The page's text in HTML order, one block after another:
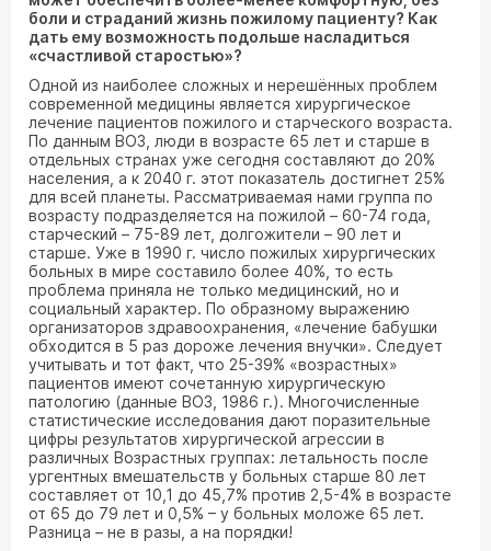
боли и страданий жизнь пожилому пациенту? Как
дать ему возможность подольше насладиться
«счастливой старостью»?
Одной из наиболее сложных и нерешённых проблем
современной медицины является хирургическое
лечение пациентов пожилого и старческого возраста.
По данным ВОЗ, люди в возрасте 65 лет и старше в
отдельных странах уже сегодня составляют до 20%
населения, а к 2040 г. этот показатель достигнет 25%
для всей планеты. Рассматриваемая нами группа по
возрасту подразделяется на пожилой – 60-74 года,
старческий – 75-89 лет, долгожители – 90 лет и
старше. Уже в 1990 г. число пожилых хирургических
больных в мире составило более 40%, то есть
проблема приняла не только медицинский, но и
социальный характер. По образному выражению
организаторов здравоохранения, «лечение бабушки
обходится в 5 раз дороже лечения внучки». Следует
учитывать и тот факт, что 25-39% «возрастных»
пациентов имеют сочетанную хирургическую
патологию (данные ВОЗ, 1986 г.). Многочисленные
статистические исследования дают поразительные
цифры результатов хирургической агрессии в
различных Возрастных группах: летальность после
ургентных вмешательств у больных старше 80 лет
составляет от 10,1 до 45,7% против 2,5-4% в возрасте
от 65 до 79 лет и 0,5% – у больных моложе 65 лет.
Разница – не в разы, а на порядки!